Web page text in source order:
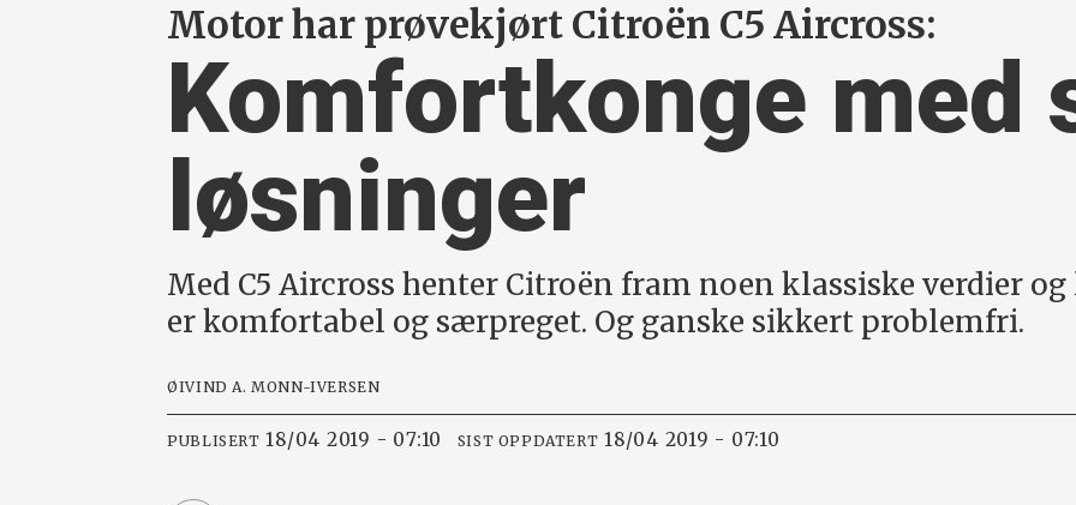
Motor har prøvekjørt Citroën C5 Aircross:
Komfortkonge med
løsninger
Med C5 Aircross henter Citroën fram noen klassiske verdier
er komfortabel og særpreget. Og ganske sikkert problemfri.
ØIVIND A. MONN-IVERSEN
PUBLISERT 18/04 2019 - 07:10 SIST OPPDATERT 18/04 2019 - 07:10